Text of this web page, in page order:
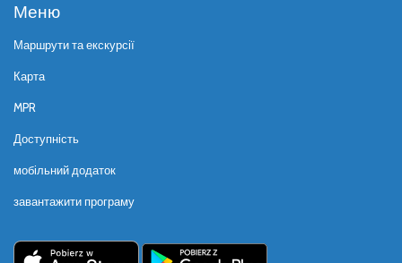
Меню
Маршрути та екскурсії
Карта
MPR
Доступність
мобільний додаток
завантажити програму